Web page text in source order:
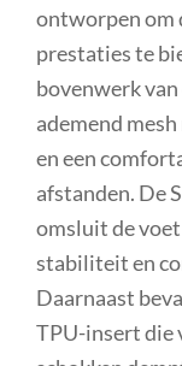
ontworpen om
prestaties te
bovenwerk
ademend
en een
afstanden. De
omsluit de
stabiliteit en
Daarnaast
TPU-insert die